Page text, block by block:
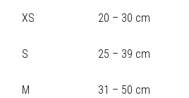
XS 20 – 30 cm
S 25 – 39 cm
M 31 – 50 cm